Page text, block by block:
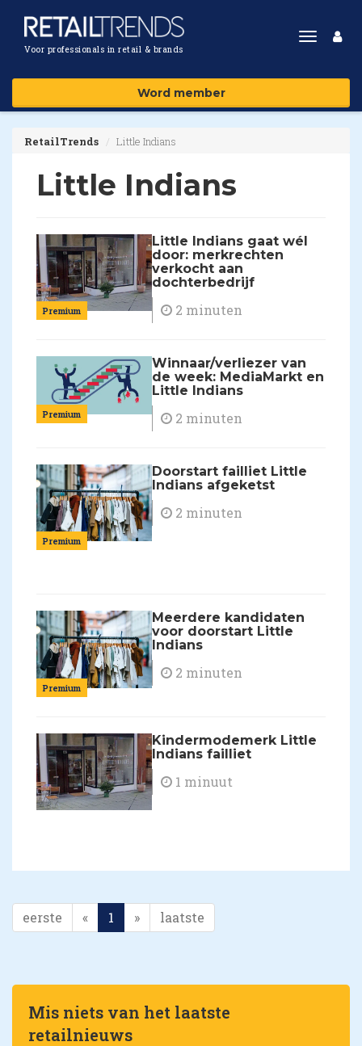
Voor professionals in retail & brands
Toggle
Word member
RetailTrends Little Indians
Little Indians
Premium
Little Indians gaat wél
door: merkrechten
verkocht aan
dochterbedrijf
2 minuten
Premium
Winnaar/verliezer van
de week: MediaMarkt en
Little Indians
2 minuten
Premium
Doorstart failliet Little
Indians afgeketst
2 minuten
Premium
Meerdere kandidaten
voor doorstart Little
Indians
2 minuten
Kindermodemerk Little
Indians failliet
1 minuut
eerste « 1 » laatste
Mis niets van het laatste
retailnieuws